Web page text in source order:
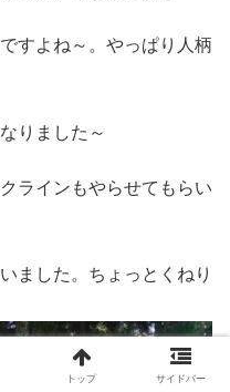
すよね～。やっぱり人柄
りました～
ラインもやらせてもらい
ました。ちょっとくねり
トップ サイドバー